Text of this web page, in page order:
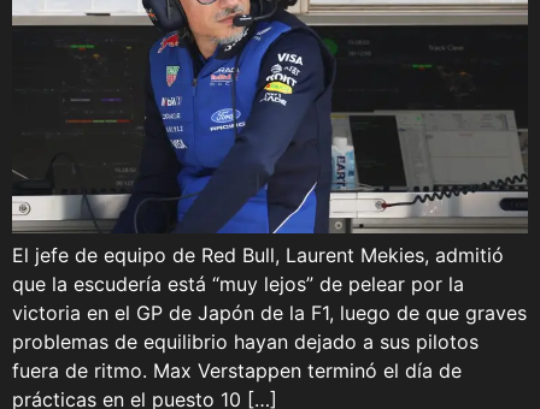
El jefe de equipo de Red Bull, Laurent Mekies, admitió
que la escudería está “muy lejos” de pelear por la
victoria en el GP de Japón de la F1, luego de que graves
problemas de equilibrio hayan dejado a sus pilotos
fuera de ritmo. Max Verstappen terminó el día de
prácticas en el puesto 10 […]